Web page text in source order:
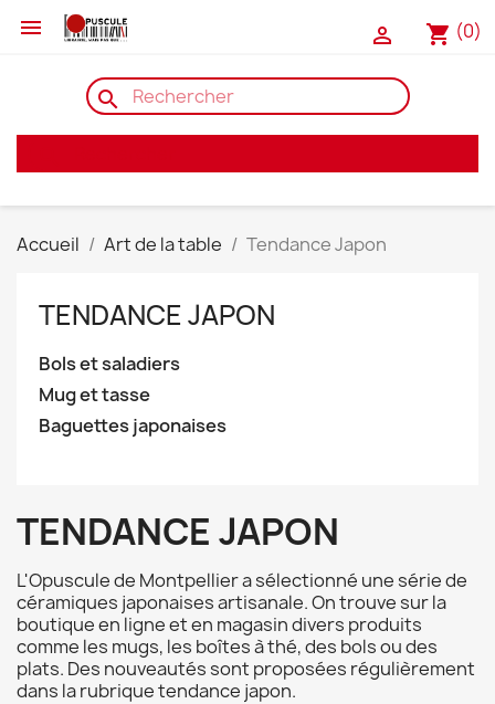
 shopping_cart (0)

search
Accueil Art de la table Tendance Japon
TENDANCE JAPON
Bols et saladiers
Mug et tasse
Baguettes japonaises
TENDANCE JAPON
L'Opuscule de Montpellier a sélectionné une série de
céramiques japonaises artisanale. On trouve sur la
boutique en ligne et en magasin divers produits
comme les mugs, les boîtes à thé, des bols ou des
plats. Des nouveautés sont proposées régulièrement
dans la rubrique tendance japon.